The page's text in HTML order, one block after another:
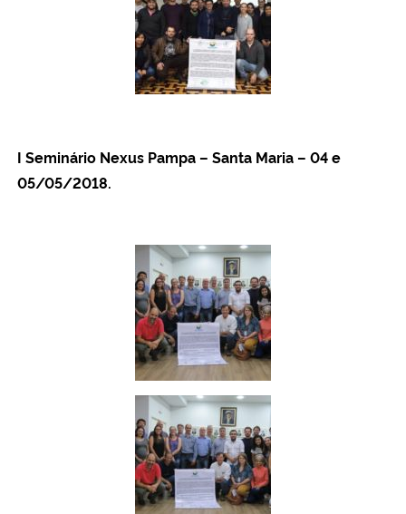
I Seminário Nexus Pampa – Santa Maria – 04 e
05/05/2018.